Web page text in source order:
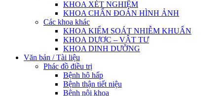
KHOA XÉT NGHIỆM
KHOA CHẨN ĐOÁN HÌNH ẢNH
Các khoa khác
KHOA KIỂM SOÁT NHIỄM KHUẨN
KHOA DƯỢC – VẬT TƯ
KHOA DINH DƯỠNG
Văn bản / Tài liệu
Phác đồ điều trị
Bệnh hô hấp
Bệnh thận tiết niệu
Bệnh nội khoa